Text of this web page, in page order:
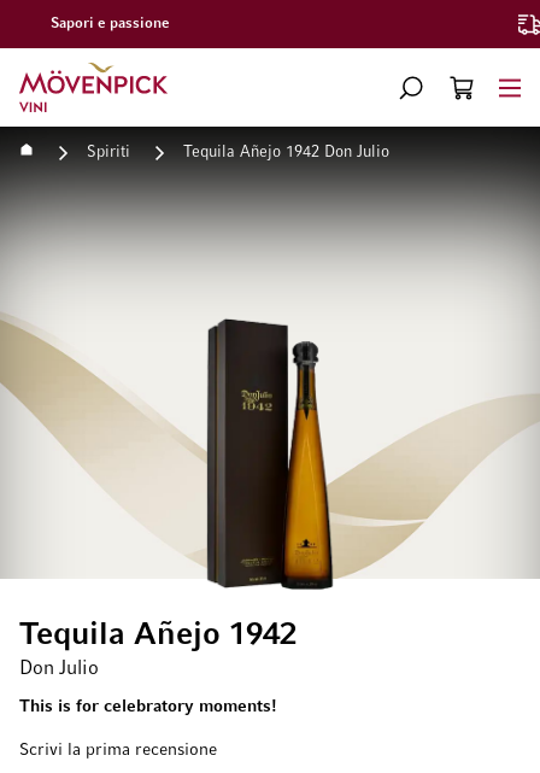
Consegna gratuita a partire da CHF 300.–
Vai alla Home Page
CERCA
CART
Home Spiriti Tequila Añejo 1942 Don Julio
Scrivi la prima recensione
Tequila Añejo 1942
Don Julio
This is for celebratory moments!